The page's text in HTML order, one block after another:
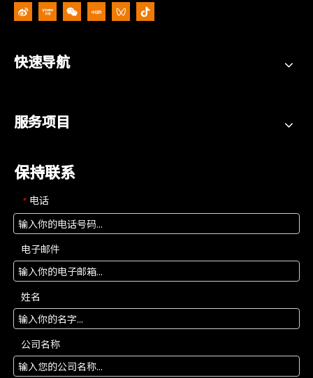
快速导航
服务项目
保持联系
* 电话
电子邮件
姓名
公司名称